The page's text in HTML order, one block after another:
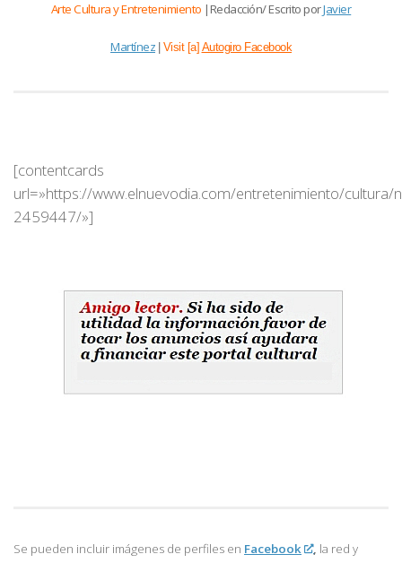
Arte Cultura y Entretenimiento |Redacción/ Escrito porJavier
Martínez Visit [a] Autogiro Facebook
[contentcards
url=»https://www.elnuevodia.com/entretenimiento/
2459447/»]
Se pueden incluir imágenes de perfiles en Facebook , la red y